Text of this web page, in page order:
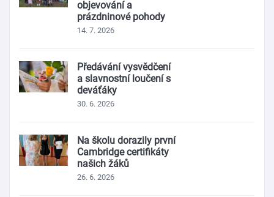
objevování a
prázdninové pohody
14. 7. 2026
Předávání vysvědčení
a slavnostní loučení s
deváťáky
30. 6. 2026
Na školu dorazily první
Cambridge certifikáty
našich žáků
26. 6. 2026